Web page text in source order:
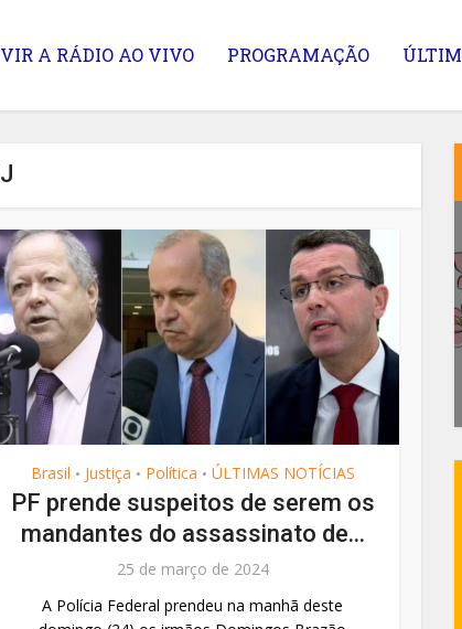
A RÁDIO AO VIVO PROGRAMAÇÃO
Brasil • Justiça • Política • ÚLTIMAS NOTÍCIAS
PF prende suspeitos de serem os
mandantes do assassinato de...
25 de março de 2024
A Polícia Federal prendeu na manhã deste
e
Maio Laranja e o Cuidado
com Nossas Crianças